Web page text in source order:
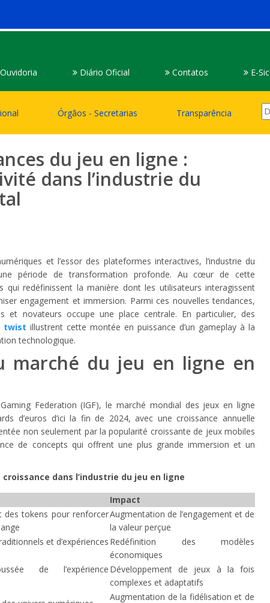
Ouvidoria Diário Oficial Contatos E-Sic
Órgâos - Secretarias Transparência
du jeu en ligne :
dans l’industrie du
et l’essor des plateformes interactives, l’industrie du
une période de transformation profonde. Au cœur de cette
qui redéfinissent la manière dont les utilisateurs interagissent
engagement et immersion. Parmi ces nouvelles tendances,
et novateurs occupe une place centrale. En particulier, des
twist illustrent cette montée en puissance d’un gameplay à la
technologique.
marché du jeu en ligne en
Federation (IGF), le marché mondial des jeux en ligne
d’euros d’ici la fin de 2024, avec une croissance annuelle
non seulement par la popularité croissante de jeux mobiles
de concepts qui offrent une plus grande immersion et un
dans l’industrie du jeu en ligne
Impact
des tokens pour renforcerAugmentation de l’engagement et de
la valeur perçue
et d’expériences Redéfinition des modèles
économiques
de l’expérience Développement de jeux à la fois
complexes et adaptatifs
Augmentation de la fidélisation et de